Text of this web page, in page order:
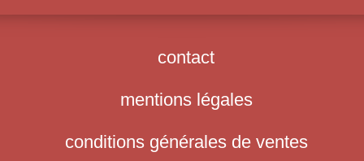
contact
mentions légales
conditions générales de ventes